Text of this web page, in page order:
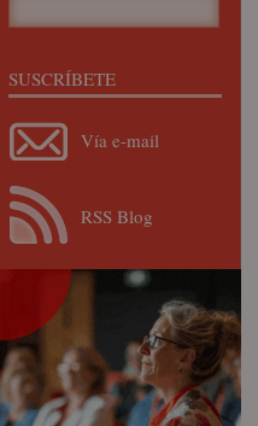
SUSCRÍBETE
Vía e-mail
RSS Blog